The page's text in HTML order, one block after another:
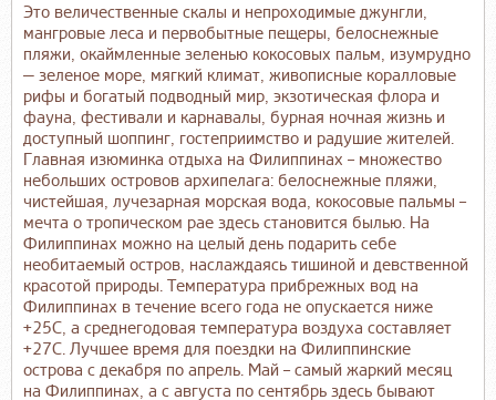
Это величественные скалы и непроходимые джунгли,
мангровые леса и первобытные пещеры, белоснежные
пляжи, окаймленные зеленью кокосовых пальм, изумрудно
— зеленое море, мягкий климат, живописные коралловые
рифы и богатый подводный мир, экзотическая флора и
фауна, фестивали и карнавалы, бурная ночная жизнь и
доступный шоппинг, гостеприимство и радушие жителей.
Главная изюминка отдыха на Филиппинах – множество
небольших островов архипелага: белоснежные пляжи,
чистейшая, лучезарная морская вода, кокосовые пальмы –
мечта о тропическом рае здесь становится былью. На
Филиппинах можно на целый день подарить себе
необитаемый остров, наслаждаясь тишиной и девственной
красотой природы. Температура прибрежных вод на
Филиппинах в течение всего года не опускается ниже
+25С, а среднегодовая температура воздуха составляет
+27С. Лучшее время для поездки на Филиппинские
острова с декабря по апрель. Май – самый жаркий месяц
на Филиппинах, а с августа по сентябрь здесь бывают